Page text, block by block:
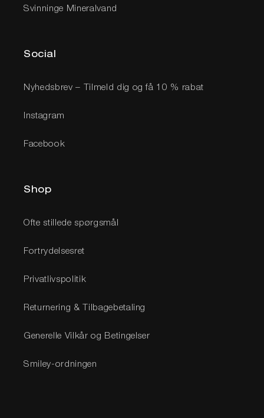
Svinninge Mineralvand
Social
Nyhedsbrev – Tilmeld dig og få 10 % rabat
Instagram
Facebook
Shop
Ofte stillede spørgsmål
Fortrydelsesret
Privatlivspolitik
Returnering & Tilbagebetaling
Generelle Vilkår og Betingelser
Smiley-ordningen